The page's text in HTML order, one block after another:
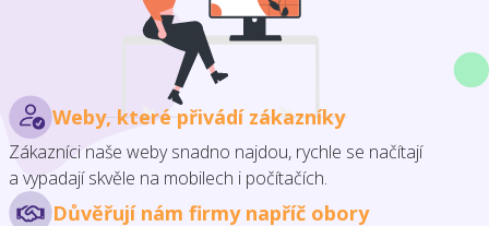
Weby, které přivádí zákazníky
Zákazníci naše weby snadno najdou, rychle se načítají
a vypadají skvěle na mobilech i počítačích.
Důvěřují nám firmy napříč obory